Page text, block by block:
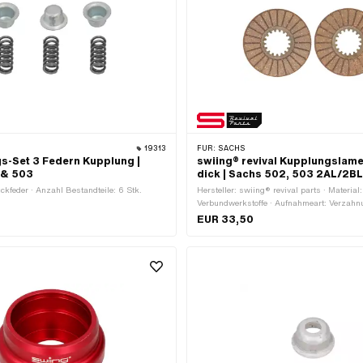
19313
Set 3 Federn Kupplung |
503
· Anzahl Bestandteile: 6 Stk.
FÜR: SACHS
swiing® revival
dick | Sachs 502, 503 2AL/2BL
Hersteller: swiing® revival parts ·
Verbundwerkstoffe · Aufnahmeart:
29.3 mm · Ø innen: 36 mm · Ø aussen:
Lamellen: 2 Stk. · Dicke: 3.8 mm ·
EUR 33,50